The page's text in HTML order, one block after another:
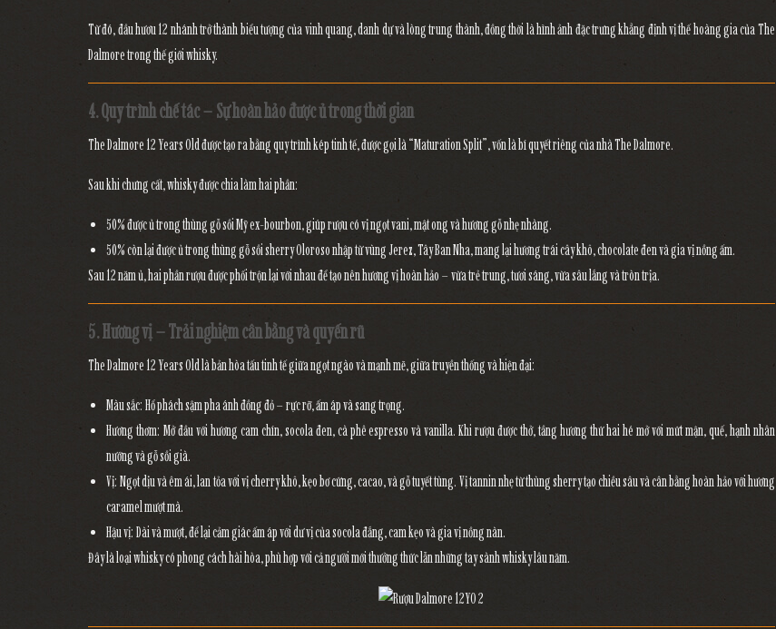
Từ đó,đầu hươu 12 nhánhtrở thành biểu tượng củavinh quang, danh dự và lòng trung thành, đồng thời là hình ảnh đặc trưng khẳng định vị thế hoàng gia của The
Dalmore trong thế giới whisky.
4. Quy trình chế tác – Sự hoàn hảo được ủ trong thời gian
The Dalmore 12 Years Oldđược tạo ra bằng quy trình kép tinh tế, được gọi là“Maturation Split”, vốn là bí quyết riêng của nhà The Dalmore.
Sau khi chưng cất, whisky được chia làmhai phần:
50%được ủ trongthùng gỗ sồi Mỹ ex-bourbon, giúp rượu có vị ngọt vani, mật ong và hương gỗ nhẹ nhàng.
50% còn lạiđược ủ trongthùng gỗ sồi sherry Olorosonhập từ vùng Jerez, Tây Ban Nha, mang lại hương trái cây khô, chocolate đen và gia vị nồng ấm.
Sau12 năm ủ, hai phần rượu được phối trộn lại với nhau để tạo nênhương vị hoàn hảo – vừa trẻ trung, tươi sáng, vừa sâu lắng và tròn trịa.
5. Hương vị – Trải nghiệm cân bằng và quyến rũ
The Dalmore 12 Years Oldlà bản hòa tấu tinh tế giữa ngọt ngào và mạnh mẽ, giữa truyền thống và hiện đại:
Màu sắc: Hổ phách sậm pha ánh đồng đỏ – rực rỡ, ấm áp và sang trọng.
Hương thơm: Mở đầu với hương cam chín, socola đen, cà phê espresso và vanilla. Khi rượu được thở, tầng hương thứ hai hé mở vớimứt mận, quế, hạnh nhân
nướng và gỗ sồi già.
Vị: Ngọt dịu và êm ái, lan tỏa với vịcherry khô, kẹo bơ cứng, cacao, và gỗ tuyết tùng. Vị tannin nhẹ từ thùng sherry tạo chiều sâu và cân bằng hoàn hảo với hương
caramel mượt mà.
Hậu vị: Dài và mượt, để lại cảm giác ấm áp với dư vị củasocola đắng, cam kẹo và gia vị nồng nàn.
Đây là loại whisky cóphong cách hài hòa, phù hợp với cả người mới thưởng thức lẫn những tay sành whisky lâu năm.